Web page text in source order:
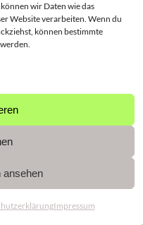
wir Daten wie das
Website verarbeiten. Wenn du
können bestimmte
ansehen
Impressum